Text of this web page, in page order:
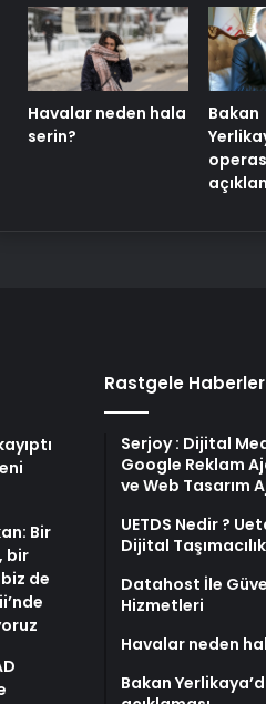
Havalar neden hala
serin?
Bakan
Bir
bir
de
Rastgele Haberler
Serjoy : Dijital
Google Reklam
ve Web Tasarım
UETDS Nedir ?
Dijital Taşımacılık
Datahost İle
Hizmetleri
Havalar neden
Bakan